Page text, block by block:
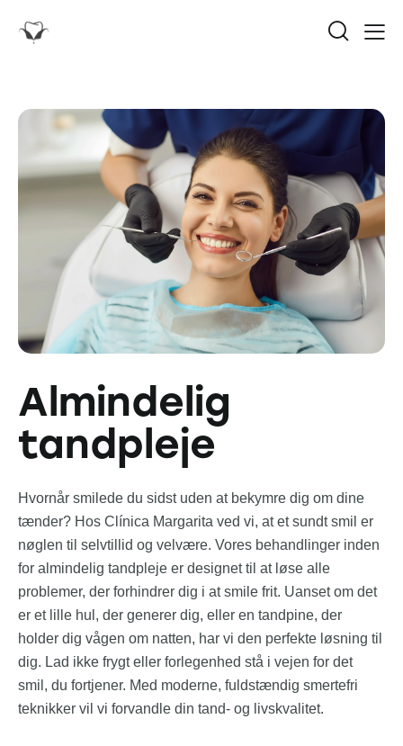
Almindelig
tandpleje
Hvornår smilede du sidst uden at bekymre dig om dine
tænder? Hos Clínica Margarita ved vi, at et sundt smil er
nøglen til selvtillid og velvære. Vores behandlinger inden
for almindelig tandpleje er designet til at løse alle
problemer, der forhindrer dig i at smile frit. Uanset om det
er et lille hul, der generer dig, eller en tandpine, der
holder dig vågen om natten, har vi den perfekte løsning til
dig. Lad ikke frygt eller forlegenhed stå i vejen for det
smil, du fortjener. Med moderne, fuldstændig smertefri
teknikker vil vi forvandle din tand- og livskvalitet.